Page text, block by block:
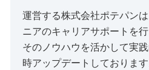
運営する株式会社ポテパン
ニアのキャリアサポートを
そのノウハウを活かして実
時アップデートしております